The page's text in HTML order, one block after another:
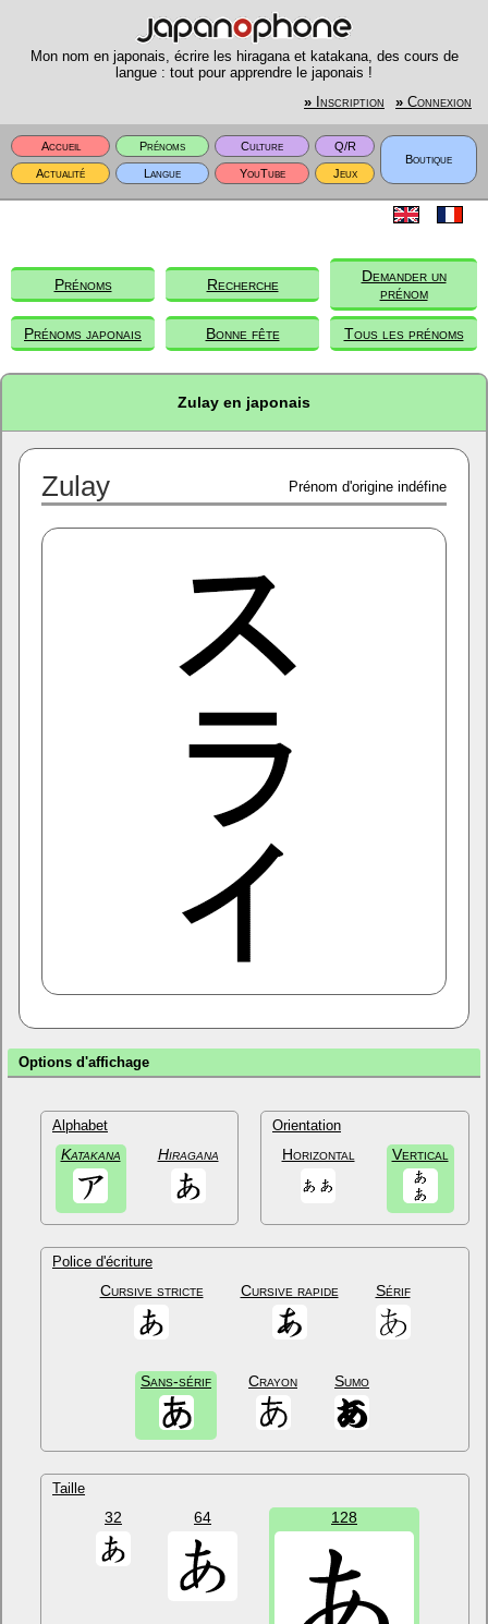
Mon nom en japonais, écrire les hiragana et katakana, des cours de
langue : tout pour apprendre le japonais !
» Inscription » Connexion
Accueil Prénoms Culture
Q/R
Boutique
Actualité
Langue YouTube Jeux
Prénoms Recherche
Demander un
prénom
Prénoms japonais Bonne fête Tous les prénoms
Zulay en japonais
Zulay Prénom d'origine indéfine
Options d'affichage
Alphabet
Katakana Hiragana
Orientation
Horizontal Vertical
Police d'écriture
Cursive stricte Cursive rapide Sérif
Sans-sérif Crayon Sumo
Taille
32 64 128